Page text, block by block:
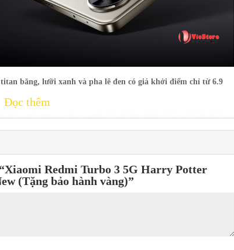
băng, lưỡi xanh và pha lê đen có giá khởi điểm chỉ từ 6.9
thẩm mỹ tương tự như người tiền nhiệm (Redmi Note 12 Turbo),
mại và vòng camera kép. Với độ dày 7,8 mm và nặng 179 gram,
Đọc thêm
Redmi Turbo 3 5G Harry Potter
(Tặng bảo hành vàng)”